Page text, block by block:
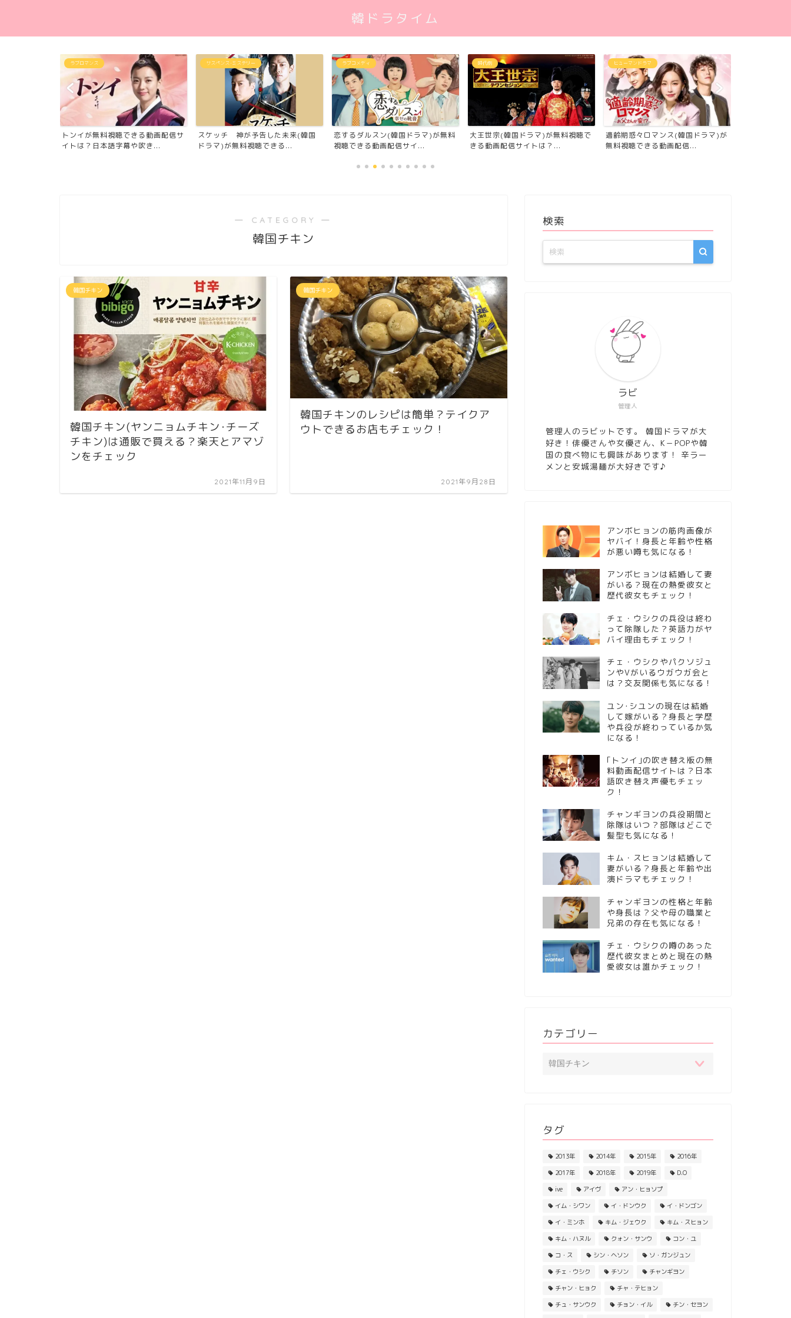
韓ドラタイム
ラブロマンス
トンイが無料視聴できる動画配信サ
イトは？日本語字幕や吹き...
サスペンス･ミステリー
スケッチ 神が予告した未来(韓国
ドラマ)が無料視聴できる...
ラブコメディ
恋するダルスン(韓国ドラマ)が無料
視聴できる動画配信サイ...
時代劇
大王世宗(韓国ドラマ)が無料視聴で
きる動画配信サイトは？...
ヒューマンドラマ
適齢期惑々ロマンス(韓国ドラマ)が
無料視聴できる動画配信...
― CATEGORY ―
韓国チキン
韓国チキン
韓国チキン(ヤンニョムチキン･チーズ
チキン)は通販で買える？楽天とアマゾ
ンをチェック
2021年11月9日
韓国チキン
韓国チキンのレシピは簡単？テイクア
ウトできるお店もチェック！
2021年9月28日
検索
管理人
ラビ
管理人のラビットです。 韓国ドラマが大
好き！俳優さんや女優さん、K－POPや韓
国の食べ物にも興味があります！ 辛ラー
メンと安城湯麺が大好きです♪
アンボヒョンの筋肉画像が
ヤバイ！身長と年齢や性格
が悪い噂も気になる！
アンボヒョンは結婚して妻
がいる？現在の熱愛彼女と
歴代彼女もチェック！
チェ・ウシクの兵役は終わ
って除隊した？英語力がヤ
バイ理由もチェック！
チェ・ウシクやパクソジュ
ンやVがいるウガウガ会と
は？交友関係も気になる！
ユン･シユンの現在は結婚
して嫁がいる？身長と学歴
や兵役が終わっているか気
になる！
｢トンイ｣の吹き替え版の無
料動画配信サイトは？日本
語吹き替え声優もチェッ
ク！
チャンギヨンの兵役期間と
除隊はいつ？部隊はどこで
髪型も気になる！
キム・スヒョンは結婚して
妻がいる？身長と年齢や出
演ドラマもチェック！
チャンギヨンの性格と年齢
や身長は？父や母の職業と
兄弟の存在も気になる！
チェ・ウシクの噂のあった
歴代彼女まとめと現在の熱
愛彼女は誰かチェック！
カテゴリー
タグ
2013年 2014年 2015年
2016年
2017年
2018年 2019年
D.O
ive
アイヴ
アン・ヒョソプ
イム・シワン
イ・ドンウク
イ・ドンゴン
イ・ミンホ
キム・ジェウク
キム・スヒョン
キム・ハヌル
クォン・サンウ
コン・ユ
コ・ス
シン・ヘソン
ソ・ガンジュン
チェ・ウシク
チソン
チャンギヨン
チャン・ヒョク
チャ・テヒョン
チュ・サンウク
チョン・イル
チン・セヨン